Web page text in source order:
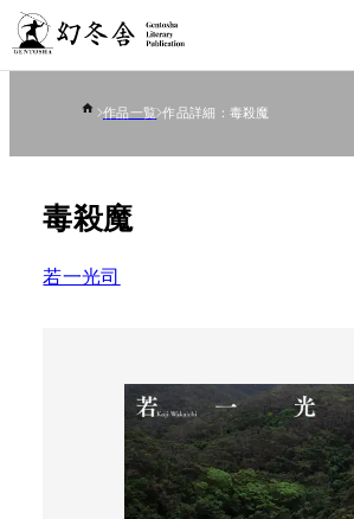
作品一覧 作品詳細：毒殺魔
毒殺魔
若一光司